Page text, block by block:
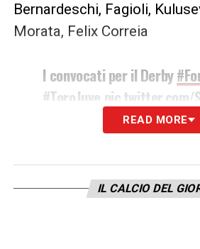
Bernardeschi, Fagioli,
Morata, Felix Correia
I convocati per il Derby
#ToroJuve pic.twitter.com/
— JuventusFC
2021
READ MORE
IL CALCIO DEL